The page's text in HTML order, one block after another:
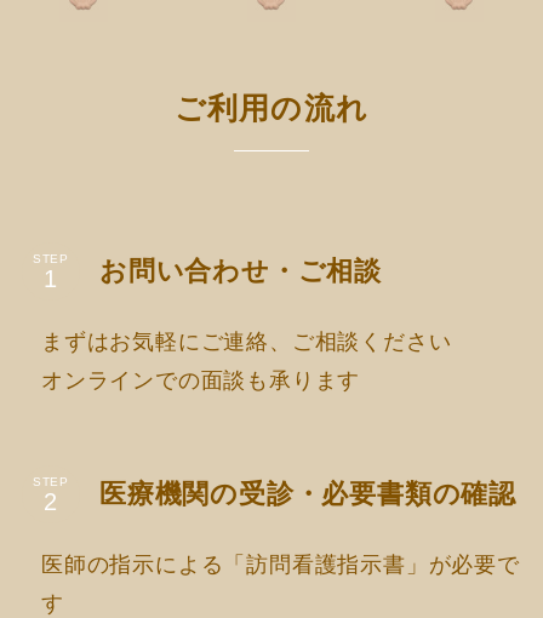
ご利用の流れ
STEP お問い合わせ・ご相談
まずはお気軽にご連絡、ご相談ください
オンラインでの面談も承ります
STEP 医療機関の受診・必要書類の確認
医師の指示による「訪問看護指示書」が必要で
す